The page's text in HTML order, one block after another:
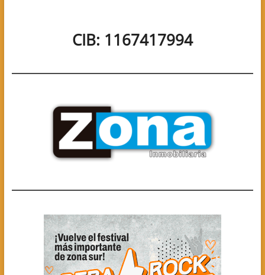
CIB: 1167417994